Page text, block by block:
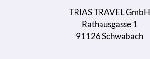
TRIAS TRAVEL GmbH
Rathausgasse 1
91126 Schwabach